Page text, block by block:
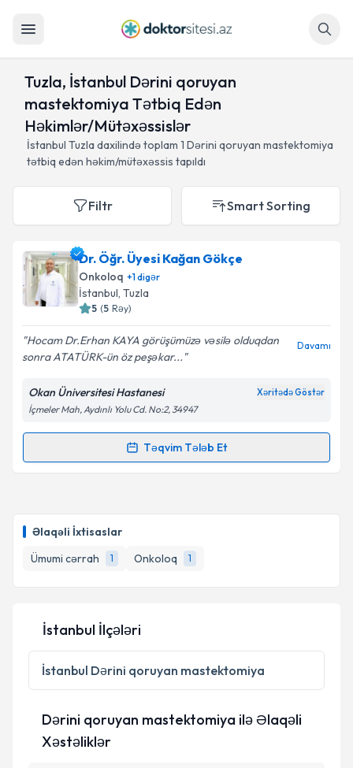
Tuzla, İstanbul Dərini qoruyan
mastektomiya Tətbiq Edən
Həkimlər/Mütəxəssislər
İstanbul Tuzla daxilində toplam 1 Dərini qoruyan mastektomiya
tətbiq edən həkim/mütəxəssis tapıldı
Əlaqəli İxtisaslar
Ümumi cərrah
1 Onkoloq 1
Filtr Smart Sorting
Dr. Öğr. Üyesi Kağan Gökçe
Onkoloq +1digər
İstanbul, Tuzla
5 (5 Rəy)
Hocam Dr.Erhan KAYA görüşümüzə vəsilə olduqdan
sonra ATATÜRK-ün öz peşəkar...
Davamı
Okan Üniversitesi Hastanesi Xəritədə Göstər
İçmeler Mah, Aydınlı Yolu Cd. No:2, 34947
Təqvim Tələb Et
Randevu Təqvimi Tələbi
təqvimi tələbi yaradın. Bu mütəxəssisdən randevu ala
biləcəyiniz təqvim hazır olduqda e-poçt ilə
məlumatlandırılacaqsınız.
E-poçt Ünvanınız
Şəxsi məlumatlarımın emal edilməsinə dair
Aydınlatma Mətni ni oxudum və şəxsi
edilməsinə razılıq verirəm.
İstanbul İlçələri
İstanbul Dərini qoruyan mastektomiya
Dərini qoruyan mastektomiya ilə Əlaqəli
Xəstəliklər